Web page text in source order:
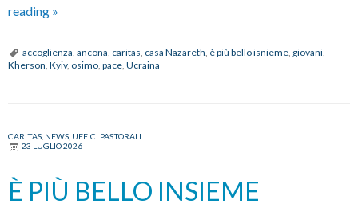
reading L’incontro
giovani
di
Angelo
»
accoglienza, ancona, caritas, casa Nazareth, è più bello isnieme, giovani,
Kherson, Kyiv, osimo, pace, Ucraina
CARITAS NEWS UFFICI PASTORALI
23 LUGLIO 2026
È PIÙ BELLO INSIEME